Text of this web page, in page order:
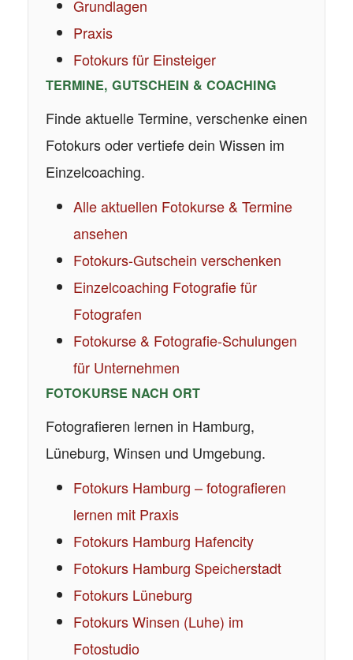
Grundlagen
Praxis
Fotokurs für Einsteiger
TERMINE, GUTSCHEIN & COACHING
Finde aktuelle Termine, verschenke einen
Fotokurs oder vertiefe dein Wissen im
Einzelcoaching.
Alle aktuellen Fotokurse & Termine
ansehen
Fotokurs-Gutschein verschenken
Einzelcoaching Fotografie für
Fotografen
Fotokurse & Fotografie-Schulungen
für Unternehmen
FOTOKURSE NACH ORT
Fotografieren lernen in Hamburg,
Lüneburg, Winsen und Umgebung.
Fotokurs Hamburg – fotografieren
lernen mit Praxis
Fotokurs Hamburg Hafencity
Fotokurs Hamburg Speicherstadt
Fotokurs Lüneburg
Fotokurs Winsen (Luhe) im
Fotostudio